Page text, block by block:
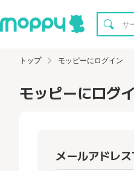
トップ モッピーにログイン
モッピーにログ
メールアドレ